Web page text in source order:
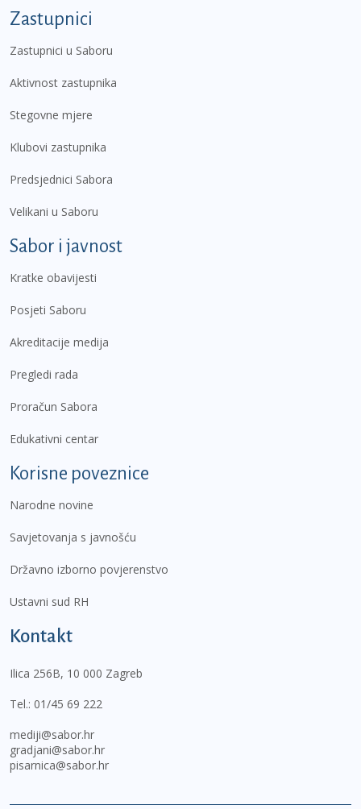
Zastupnici
Zastupnici u Saboru
Aktivnost zastupnika
Stegovne mjere
Klubovi zastupnika
Predsjednici Sabora
Velikani u Saboru
Sabor i javnost
Kratke obavijesti
Posjeti Saboru
Akreditacije medija
Pregledi rada
Proračun Sabora
Edukativni centar
Korisne poveznice
Narodne novine
Savjetovanja s javnošću
Državno izborno povjerenstvo
Ustavni sud RH
Kontakt
Ilica 256B, 10 000 Zagreb
Tel.: 01/45 69 222
mediji@sabor.hr
gradjani@sabor.hr
pisarnica@sabor.hr